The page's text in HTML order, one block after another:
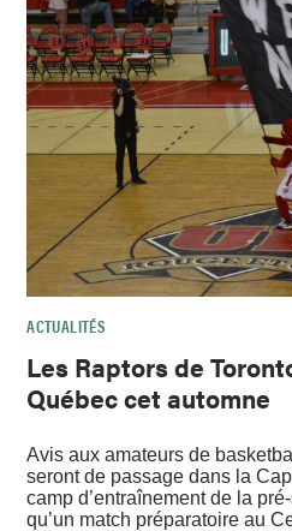
ACTUALITÉS
Les Raptors de
Québec cet automne
Avis aux amateurs de
seront de passage dans la
camp d’entraînement de la
qu’un match préparatoire au